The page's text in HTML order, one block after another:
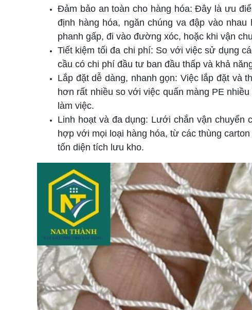
Đảm bảo an toàn cho hàng hóa: Đây là ưu
định hàng hóa, ngăn chúng va đập vào
phanh gấp, đi vào đường xóc, hoặc khi vận
Tiết kiệm tối đa chi phí: So với việc sử dụng
cầu có chi phí đầu tư ban đầu thấp và khả
Lắp đặt dễ dàng, nhanh gọn: Việc lắp đặt và
hơn rất nhiều so với việc quấn màng PE
làm việc.
Linh hoạt và đa dụng: Lưới chắn vận chuyển
hợp với mọi loại hàng hóa, từ các thùng
tốn diện tích lưu kho.